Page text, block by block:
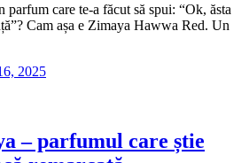
parfum care te-a făcut să spui: “Ok, ăsta
Cam așa e Zimaya Hawwa Red. Un
2025
– parfumul care știe